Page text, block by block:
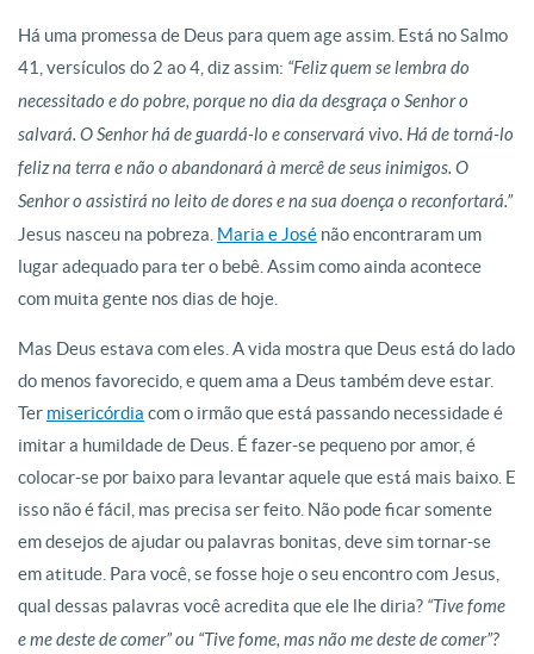
Há uma promessa de Deus para quem age assim. Está no Salmo
41, versículos do 2 ao 4, diz assim: “Feliz quem se lembra do
necessitado e do pobre, porque no dia da desgraça o Senhor o
salvará. O Senhor há de guardá-lo e conservará vivo. Há de torná-lo
feliz na terra e não o abandonará à mercê de seus inimigos. O
Senhor o assistirá no leito de dores e na sua doença o reconfortará.”
Jesus nasceu na pobreza. Maria e José não encontraram um
lugar adequado para ter o bebê. Assim como ainda acontece
com muita gente nos dias de hoje.
Mas Deus estava com eles. A vida mostra que Deus está do lado
do menos favorecido, e quem ama a Deus também deve estar.
Ter misericórdia com o irmão que está passando necessidade é
imitar a humildade de Deus. É fazer-se pequeno por amor, é
colocar-se por baixo para levantar aquele que está mais baixo. E
isso não é fácil, mas precisa ser feito. Não pode ficar somente
em desejos de ajudar ou palavras bonitas, deve sim tornar-se
em atitude. Para você, se fosse hoje o seu encontro com Jesus,
qual dessas palavras você acredita que ele lhe diria? “Tive fome
e me deste de comer” ou “Tive fome, mas não me deste de comer”?